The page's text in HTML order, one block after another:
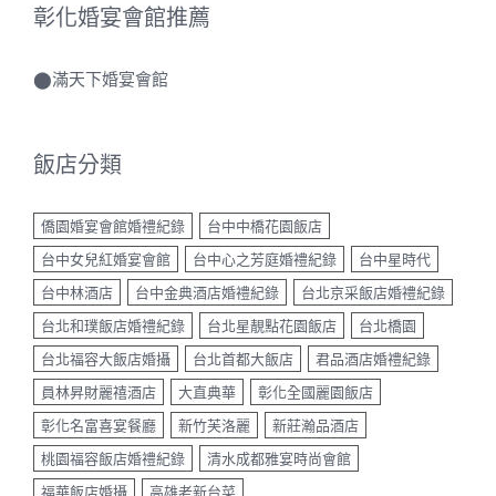
彰化婚宴會館推薦
⬤滿天下婚宴會館
飯店分類
僑園婚宴會館婚禮紀錄
台中中橋花園飯店
台中女兒紅婚宴會館
台中心之芳庭婚禮紀錄
台中星時代
台中林酒店
台中金典酒店婚禮紀錄
台北京采飯店婚禮紀錄
台北和璞飯店婚禮紀錄
台北星靚點花園飯店
台北橋園
台北福容大飯店婚攝
台北首都大飯店
君品酒店婚禮紀錄
員林昇財麗禧酒店
大直典華
彰化全國麗園飯店
彰化名富喜宴餐廳
新竹芙洛麗
新莊瀚品酒店
桃園福容飯店婚禮紀錄
清水成都雅宴時尚會館
福華飯店婚攝
高雄老新台菜